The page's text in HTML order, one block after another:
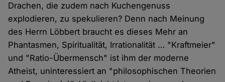
Drachen, die zudem nach Kuchengenuss
explodieren, zu spekulieren? Denn nach Meinung
des Herrn Löbbert braucht es dieses Mehr an
Phantasmen, Spiritualität, Irrationalität … "Kraftmeier"
und "Ratio-Übermensch" ist ihm der moderne
Atheist, uninteressiert an "philosophischen Theorien